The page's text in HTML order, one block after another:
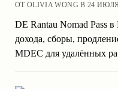
ОТ OLIVIA WONG В 24
DE Rantau Nomad Pass
дохода, сборы,
MDEC для удалённых